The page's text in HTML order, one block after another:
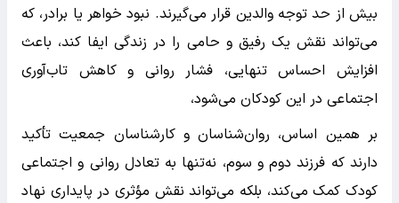
بیش از حد توجه والدین قرار می‌گیرند. نبود خواهر یا برادر، که
می‌تواند نقش یک رفیق و حامی را در زندگی ایفا کند، باعث
افزایش احساس تنهایی، فشار روانی و کاهش تاب‌آوری
اجتماعی در این کودکان می‌شود،
بر همین اساس، روان‌شناسان و کارشناسان جمعیت تأکید
دارند که فرزند دوم و سوم، نه‌تنها به تعادل روانی و اجتماعی
کودک کمک می‌کند، بلکه می‌تواند نقش مؤثری در پایداری نهاد